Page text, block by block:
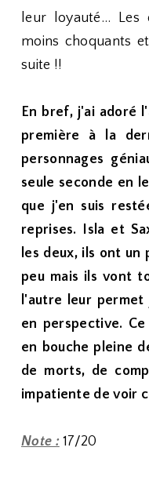
leur loyauté...
moins choquants
suite !!
En bref, j'ai adoré
première à la
personnages
seule seconde en
que j'en suis
reprises. Isla et
les deux, ils ont un
peu mais ils vont
l'autre leur
en perspective.
en bouche pleine
de morts, de
impatiente de voir
Note : 17/20